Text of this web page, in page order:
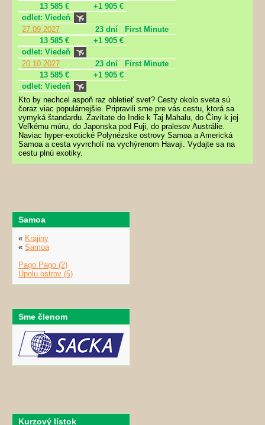
13 585 €
+1 905 €
odlet: Viedeň
27.09.2027
23 dní
First Minute
13 585 €
+1 905 €
odlet: Viedeň
20.10.2027
23 dní
First Minute
13 585 €
+1 905 €
odlet: Viedeň
Kto by nechcel aspoň raz obletieť svet? Cesty okolo sveta sú
čoraz viac populárnejšie. Pripravili sme pre vás cestu, ktorá sa
vymyká štandardu. Zavítate do Indie k Taj Mahalu, do Číny k jej
Veľkému múru, do Japonska pod Fuji, do pralesov Austrálie.
Naviac hyper-exotické Polynézske ostrovy Samoa a Americká
Samoa a cesta vyvrcholí na vychýrenom Havaji. Vydajte sa na
cestu plnú exotiky.
Samoa
« Krajiny
« Samoa
Pago Pago (2)
Upolu ostrov (5)
Sme členom
Kurzový lístok